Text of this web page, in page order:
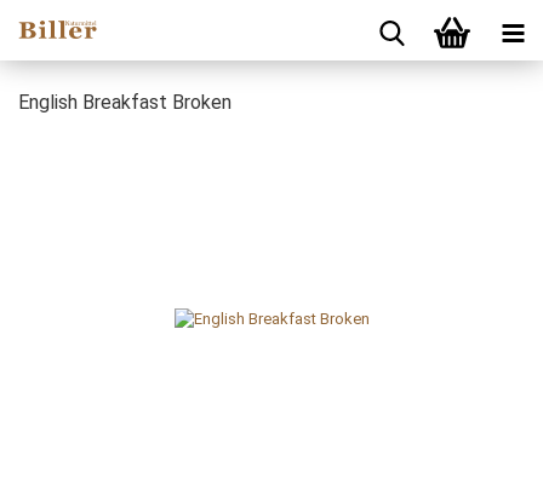
English Breakfast Broken